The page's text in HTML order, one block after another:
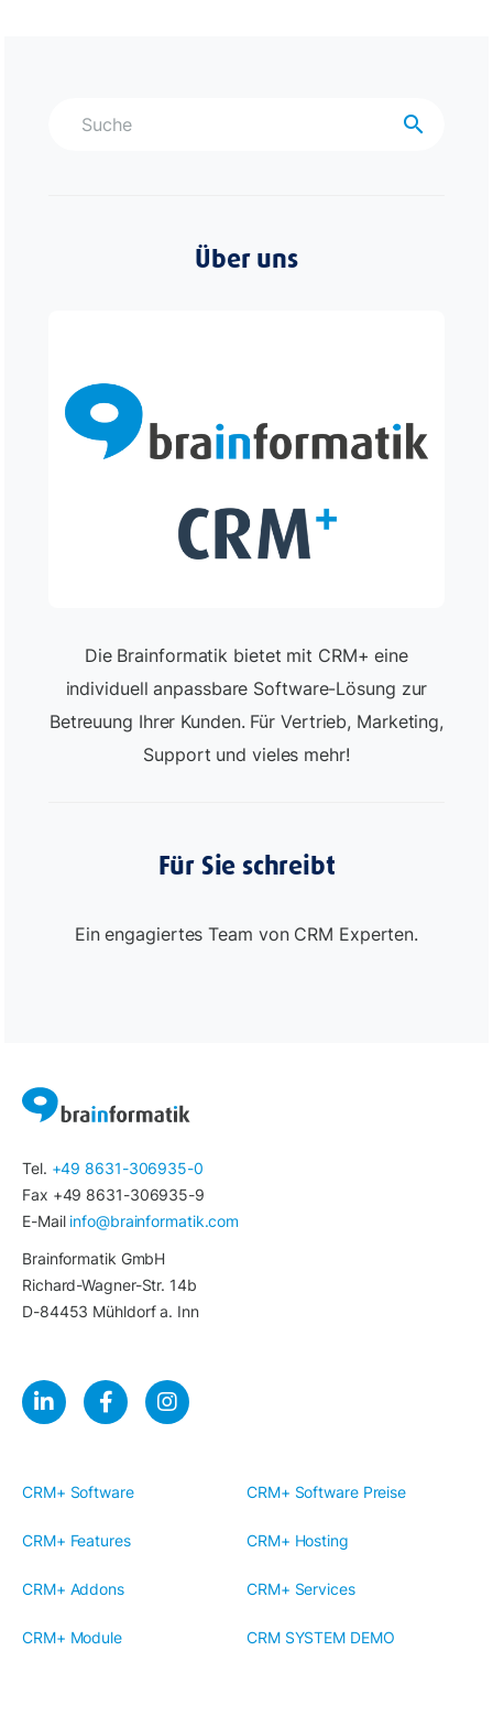
search
Über uns
Die Brainformatik bietet mit CRM+ eine
individuell anpassbare Software-Lösung zur
Betreuung Ihrer Kunden. Für Vertrieb, Marketing,
Support und vieles mehr!
Für Sie schreibt
Ein engagiertes Team von CRM Experten.
Tel. +49 8631-306935-0
Fax +49 8631-306935-9
E-Mail info@brainformatik.com
Brainformatik GmbH
Richard-Wagner-Str. 14b
D-84453 Mühldorf a. Inn
CRM+ Software CRM+ Software Preise
CRM+ Features CRM+ Hosting
CRM+ Addons CRM+ Services
CRM+ Module CRM SYSTEM DEMO